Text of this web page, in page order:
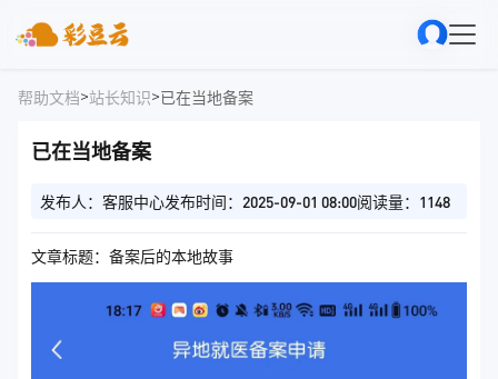
帮助文档>站长知识>已在当地备案
已在当地备案
发布人：客服中心发布时间：2025-09-01 08:00阅读量：1148
文章标题：备案后的本地故事